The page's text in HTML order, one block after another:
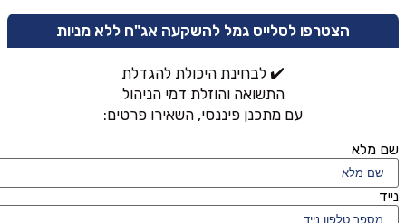
הצטרפו לסלייס גמל להשקעה אג"ח ללא מניות
✔️ לבחינת היכולת להגדלת
התשואה והוזלת דמי הניהול
עם מתכנן פיננסי, השאירו פרטים:
שם מלא
נייד